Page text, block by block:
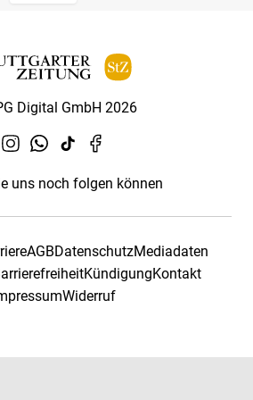
Digital GmbH 2026
uns noch folgen können
AGBDatenschutzMediadaten
KündigungKontakt
Widerruf